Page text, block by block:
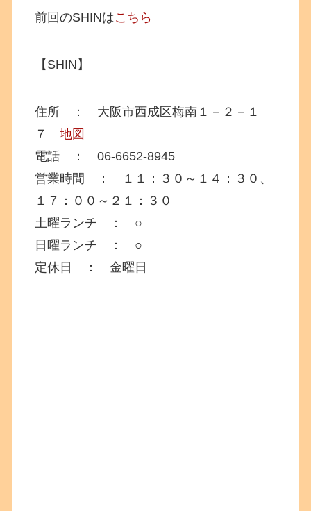
前回のSHINはこちら
【SHIN】
住所 ： 大阪市西成区梅南１－２－１
７地図
電話 ： 06-6652-8945
営業時間 ： １１：３０～１４：３０、
１７：００～２１：３０
土曜ランチ ： ○
日曜ランチ ： ○
定休日 ： 金曜日